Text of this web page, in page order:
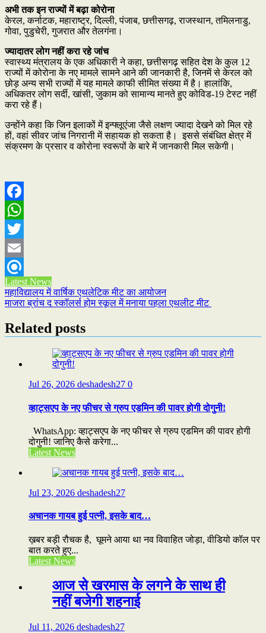
अभी तक इन राज्यों में बढ़ा कोरोना
केरल, कर्नाटक, महाराष्ट्र, दिल्ली, पंजाब, छत्तीसगढ़, राजस्थान, तमिलनाडु,
गोवा, पुडुचेरी, गुजरात और तेलगंना।
ज्यादातर लोग नहीं करा रहे जांच
स्वास्थ्य मंत्रालय के एक अधिकारी ने कहा, छत्तीसगढ़ सहित देश के कुल 12
राज्यों में कोरोना के नए मामले सामने आने की जानकारी है, जिनमें से केरल को
छोड़ अन्य सभी राज्यों में यह मामले काफी सीमित संख्या में है। हालांकि,
अधिकतर लोग सर्दी, खांसी, जुकाम को सामान्य मानते हुए कोविड-19 टेस्ट नहीं
करा रहे हैं।
उन्होंने कहा कि जिन इलाकों में इन्फ्लूएंजा जैसे लक्षण ज्यादा देखने को मिल रहे
हों, वहां सीवर जांच निगरानी में सहायक हो सकता है। इससे संबंधित क्षेत्र में
संक्रमण के प्रसार व कोरोना स्वरूपों के बारे में जानकारी मिल सकेगी।
Facebook
WhatsApp
Twitter
Email
Refind
Latest News
Post
navigation
महाविद्यालय में वार्षिक एथलेटिक मीट का आयोजन
माजरा ब्रांच द स्कॉलर्स होम स्कूल में मनाया पहला एथलीट मीट
Related posts
Jul 26, 2026 deshadesh27 0
व्हाट्सएप के नए फीचर से ग्रुप एडमिन की पावर होगी दोगुनी!
WhatsApp: व्हाट्सएप के नए फीचर से ग्रुप एडमिन की पावर होगी
दोगुनी! जानिए कैसे करेगा...
Latest News
Jul 23, 2026 deshadesh27
अचानक गायब हुई पत्नी, इसके बाद…
ख़बर बड़ी रौचक है, घूमने आया था नव विवाहित जोड़ा, वीडियो कॉल पर
बात करते हुए...
Latest News
आज से खरमास के लगने के साथ ही
नहीं बजेगी शहनाई
Jul 11, 2026 deshadesh27